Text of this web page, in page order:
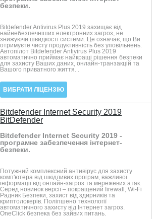
безпеки.
Bitdefender Antivirus Plus 2019 захищає від
найнебезпечніших електронних загроз, не
знижуючи швидкості системи. Це означає, що Ви
отримуєте чисту продуктивність без уповільнень.
Автопілот Bitdefender Antivirus Plus 2019
автоматично приймає найкращі рішення безпеки
для захисту Ваших даних, онлайн-транзакцій та
Вашого приватного життя. .
ВИБРАТИ ЛІЦЕНЗІЮ
Bitdefender Internet Security 2019
BitDefender
Bitdefender Internet Security 2019 -
програмне забезпечення інтернет-
безпеки.
Потужний комплексний антивірус для захисту
комп'ютера від шкідливих програм, важливої ​​
інформації від онлайн-загроз та мережевих атак.
Серед новинок версії – покращений firewall, Wi-Fi
Радник Безпеки, захист від здирників та
криптолокерів. Поліпшено технології
автоматичного захисту від Інтернет загроз.
OneClick безпека без зайвих питань.